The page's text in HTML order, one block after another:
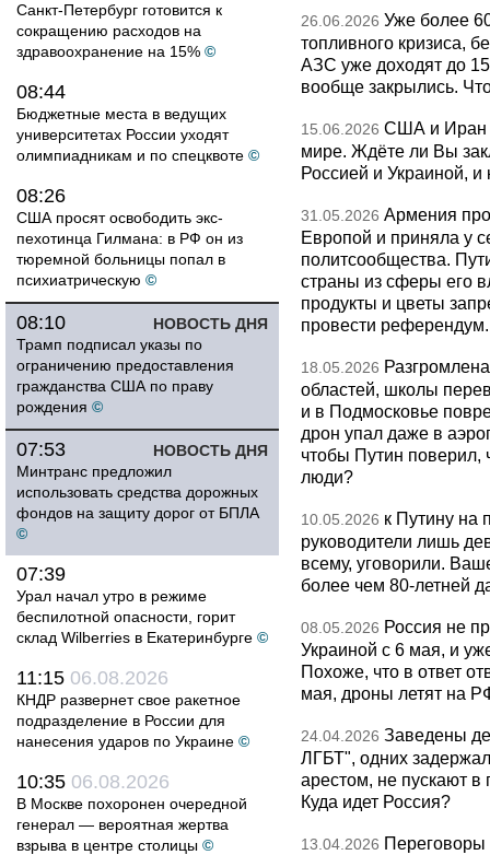
Санкт-Петербург готовится к
сокращению расходов на
здравоохранение на 15% ©
08:44
Бюджетные места в ведущих
университетах России уходят
олимпиадникам и по спецквоте ©
08:26
США просят освободить экс-
пехотинца Гилмана: в РФ он из
тюремной больницы попал в
психиатрическую ©
НОВОСТЬ ДНЯ
08:10
Трамп подписал указы по
ограничению предоставления
гражданства США по праву
рождения ©
НОВОСТЬ ДНЯ
07:53
Минтранс предложил
использовать средства дорожных
фондов на защиту дорог от БПЛА
©
07:39
Урал начал утро в режиме
беспилотной опасности, горит
склад Wilberries в Екатеринбурге ©
11:15 06.08.2026
КНДР развернет свое ракетное
подразделение в России для
нанесения ударов по Украине ©
10:35 06.08.2026
В Москве похоронен очередной
генерал — вероятная жертва
взрыва в центре столицы ©
26.06.2026 Уже более
топливного кризиса,
АЗС уже доходят до
вообще закрылись.
15.06.2026 США и Иран
мире. Ждёте ли Вы
Россией и Украиной,
31.05.2026 Армения
Европой и приняла у
политсообщества.
страны из сферы его
продукты и цветы
провести
18.05.2026
областей, школы
и в Подмосковье
дрон упал даже в
чтобы Путин поверил,
люди?
10.05.2026 к Путину на
руководители лишь
всему, уговорили.
более чем 80-летней
08.05.2026 Россия не
Украиной с 6 мая, и
Похоже, что в ответ
мая, дроны летят на
24.04.2026 Заведены
ЛГБТ", одних
арестом, не пускают
Куда идет Россия?
13.04.2026